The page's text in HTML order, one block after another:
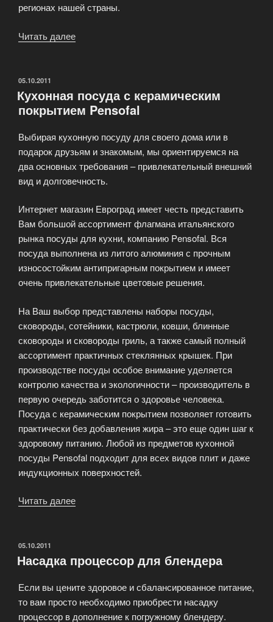
регионах нашей страны.
Читать далее
ОПУБЛИКОВАНО
05.10.2011
Кухонная посуда с керамическим
покрытием Pensofal
Выбирая кухонную посуду для своего дома или в
подарок друзьям и знакомым, мы ориентируемся на
два основных требования – привлекательный внешний
вид и долговечность.
Интернет магазин Евроград имеет честь представить
Вам большой ассортимент флагмана итальянского
рынка посуды для кухни, компанию Pensofal. Вся
посуда выполнена из литого алюминия с прочным
износостойким антипригарным покрытием и имеет
очень привлекательные цветовые решения.
На Ваш выбор представлены наборы посуды,
сковороды, сотейники, кастрюли, ковши, блинные
сковороды и сковороды гриль, а также самый полный
ассортимент практичных стеклянных крышек. При
производстве посуды особое внимание уделяется
контролю качества и экологичности – производитель в
первую очередь заботится о здоровье человека.
Посуда с керамическим покрытием позволяет готовить
практически без добавления жира – это еще один шаг к
здоровому питанию. Любой из предметов кухонной
посуды Pensofal подходит для всех видов плит и даже
индукционных поверхностей.
Читать далее
покрытием
ОПУБЛИКОВАНО
05.10.2011
Насадка процессор для блендера
Если вы цените здоровое и сбалансированное питание,
то вам просто необходимо приобрести насадку
процессор в дополнение к погружному блендеру.